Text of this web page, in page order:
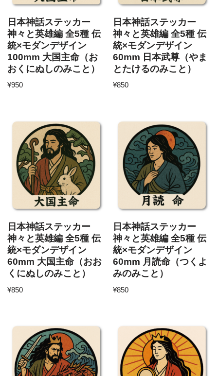
日本神話ステッカー
神々と英雄編 全5種 伝
統×モダンデザイン
100mm 大国主命（お
おくにぬしのみこと）
¥950
日本神話ステッカー
神々と英雄編 全5種 伝
統×モダンデザイン
60mm 日本武尊（やま
とたけるのみこと）
¥850
日本神話ステッカー
神々と英雄編 全5種 伝
統×モダンデザイン
60mm 大国主命（おお
くにぬしのみこと）
¥850
日本神話ステッカー
神々と英雄編 全5種 伝
統×モダンデザイン
60mm 月読命（つくよ
みのみこと）
¥850